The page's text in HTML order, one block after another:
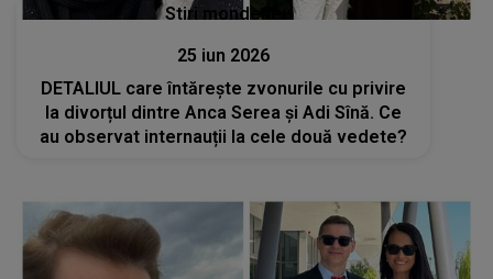
Stiri mondene
25 iun 2026
DETALIUL care întărește zvonurile cu privire
la divorțul dintre Anca Serea și Adi Sînă. Ce
au observat internauții la cele două vedete?